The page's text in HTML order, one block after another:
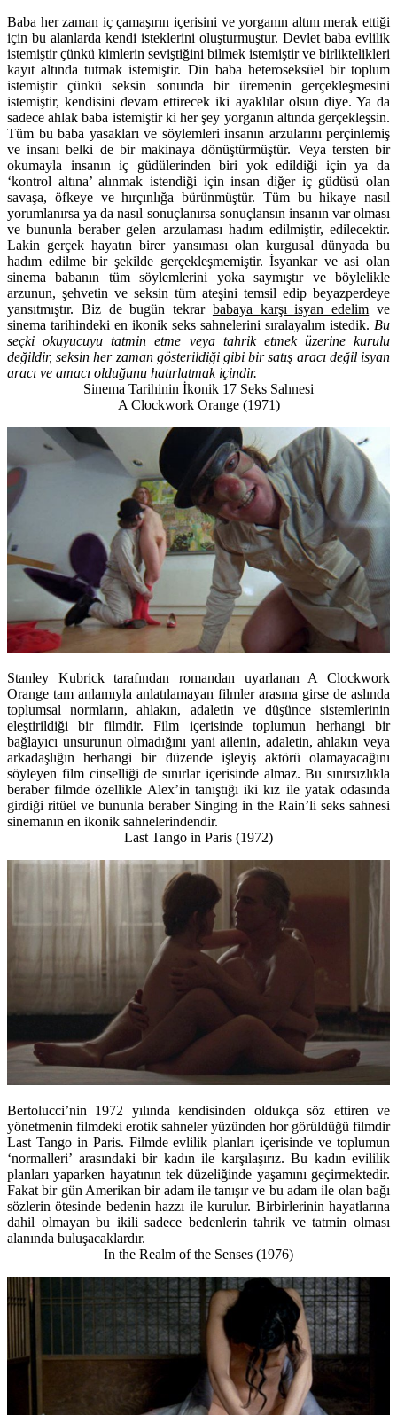
Baba her zaman iç çamaşırın içerisini ve yorganın altını merak ettiği
için bu alanlarda kendi isteklerini oluşturmuştur. Devlet baba evlilik
istemiştir çünkü kimlerin seviştiğini bilmek istemiştir ve birliktelikleri
kayıt altında tutmak istemiştir. Din baba heteroseksüel bir toplum
istemiştir çünkü seksin sonunda bir üremenin gerçekleşmesini
istemiştir, kendisini devam ettirecek iki ayaklılar olsun diye. Ya da
sadece ahlak baba istemiştir ki her şey yorganın altında gerçekleşsin.
Tüm bu baba yasakları ve söylemleri insanın arzularını perçinlemiş
ve insanı belki de bir makinaya dönüştürmüştür. Veya tersten bir
okumayla insanın iç güdülerinden biri yok edildiği için ya da
‘kontrol altına’ alınmak istendiği için insan diğer iç güdüsü olan
savaşa, öfkeye ve hırçınlığa bürünmüştür. Tüm bu hikaye nasıl
yorumlanırsa ya da nasıl sonuçlanırsa sonuçlansın insanın var olması
ve bununla beraber gelen arzulaması hadım edilmiştir, edilecektir.
Lakin gerçek hayatın birer yansıması olan kurgusal dünyada bu
hadım edilme bir şekilde gerçekleşmemiştir. İsyankar ve asi olan
sinema babanın tüm söylemlerini yoka saymıştır ve böylelikle
arzunun, şehvetin ve seksin tüm ateşini temsil edip beyazperdeye
yansıtmıştır. Biz de bugün tekrar babaya karşı isyan edelim ve
sinema tarihindeki en ikonik seks sahnelerini sıralayalım istedik. Bu
seçki okuyucuyu tatmin etme veya tahrik etmek üzerine kurulu
değildir, seksin her zaman gösterildiği gibi bir satış aracı değil isyan
aracı ve amacı olduğunu hatırlatmak içindir.
Sinema Tarihinin İkonik 17 Seks Sahnesi
A Clockwork Orange (1971)
Stanley Kubrick tarafından romandan uyarlanan A Clockwork
Orange tam anlamıyla anlatılamayan filmler arasına girse de aslında
toplumsal normların, ahlakın, adaletin ve düşünce sistemlerinin
eleştirildiği bir filmdir. Film içerisinde toplumun herhangi bir
bağlayıcı unsurunun olmadığını yani ailenin, adaletin, ahlakın veya
arkadaşlığın herhangi bir düzende işleyiş aktörü olamayacağını
söyleyen film cinselliği de sınırlar içerisinde almaz. Bu sınırsızlıkla
beraber filmde özellikle Alex’in tanıştığı iki kız ile yatak odasında
girdiği ritüel ve bununla beraber Singing in the Rain’li seks sahnesi
sinemanın en ikonik sahnelerindendir.
Last Tango in Paris (1972)
Bertolucci’nin 1972 yılında kendisinden oldukça söz ettiren ve
yönetmenin filmdeki erotik sahneler yüzünden hor görüldüğü filmdir
Last Tango in Paris. Filmde evlilik planları içerisinde ve toplumun
‘normalleri’ arasındaki bir kadın ile karşılaşırız. Bu kadın evililik
planları yaparken hayatının tek düzeliğinde yaşamını geçirmektedir.
Fakat bir gün Amerikan bir adam ile tanışır ve bu adam ile olan bağı
sözlerin ötesinde bedenin hazzı ile kurulur. Birbirlerinin hayatlarına
dahil olmayan bu ikili sadece bedenlerin tahrik ve tatmin olması
alanında buluşacaklardır.
In the Realm of the Senses (1976)